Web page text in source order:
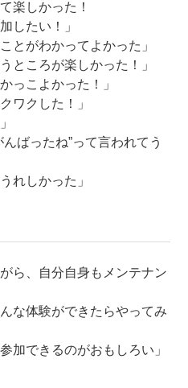
楽しかった！
したい！」
とがわかってよかった」
ところが楽しかった！」
っこよかった！」
ワクした！」
んばったね”って言われてう
れしかった」
ら、自分自身もメンテナン
な体験ができたらやってみ
加できるのがおもしろい」